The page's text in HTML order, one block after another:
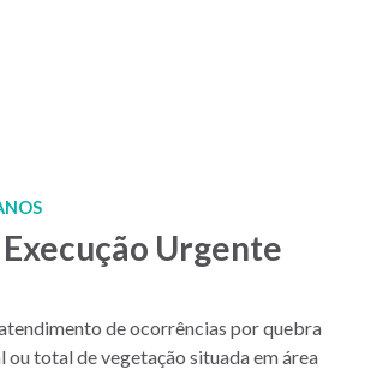
Urgente
de ocorrências por quebra
ou total de vegetação situada em área